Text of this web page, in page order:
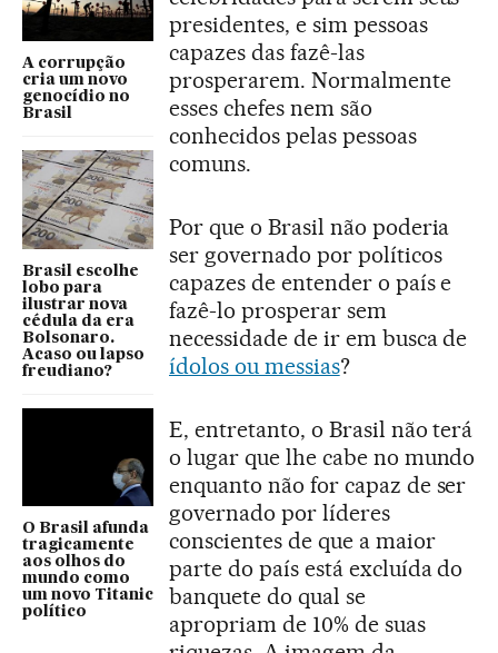
A corrupção
cria um novo
genocídio no
Brasil
Brasil escolhe
lobo para
ilustrar nova
cédula da era
Bolsonaro.
Acaso ou lapso
freudiano?
O Brasil afunda
tragicamente
aos olhos do
mundo como
um novo Titanic
político
presidentes, e sim pessoas
capazes das fazê-las
prosperarem. Normalmente
esses chefes nem são
conhecidos pelas pessoas
comuns.
Por que o Brasil não poderia
ser governado por políticos
capazes de entender o país e
fazê-lo prosperar sem
necessidade de ir em busca de
ídolos ou messias?
E, entretanto, o Brasil não terá
o lugar que lhe cabe no mundo
enquanto não for capaz de ser
governado por líderes
conscientes de que a maior
parte do país está excluída do
banquete do qual se
apropriam de 10% de suas